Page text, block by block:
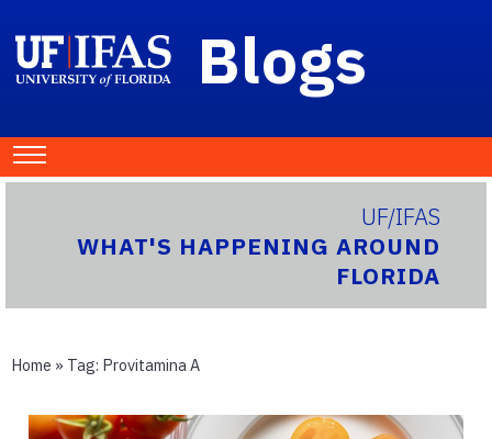
Blogs
UF/IFAS
WHAT'S HAPPENING AROUND
FLORIDA
Home » Tag: Provitamina A